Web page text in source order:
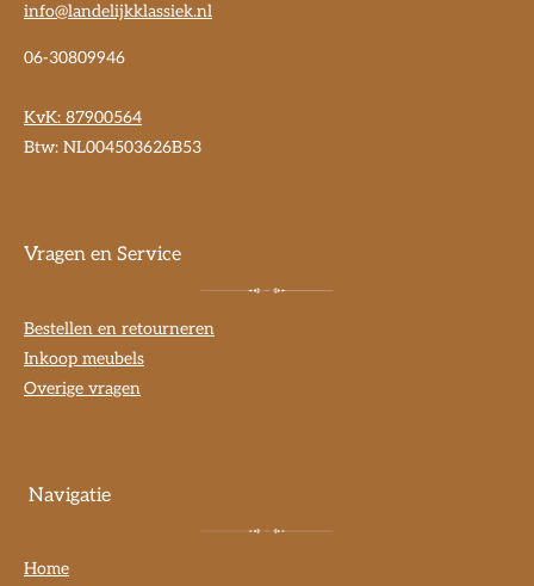
info@landelijkklassiek.nl
06-30809946
KvK: 87900564
Btw: NL004503626B53
Vragen en Service
Bestellen en retourneren
Inkoop meubels
Overige vragen
Navigatie
Home